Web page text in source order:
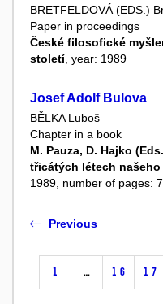
BRETFELDOVÁ (EDS.)
Paper in proceedings
České filosofické
století, year: 1989
Josef Adolf Bulova
BĚLKA Luboš
Chapter in a book
M. Pauza, D. Hajko
třicátých létech
1989, number of pages: 7
Previous
1 … 16 17